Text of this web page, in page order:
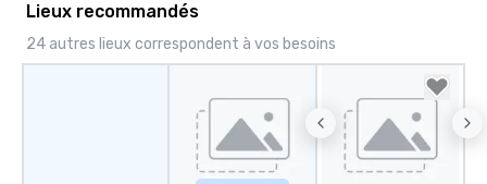
Lieux recommandés
24 autres lieux correspondent à vos besoins